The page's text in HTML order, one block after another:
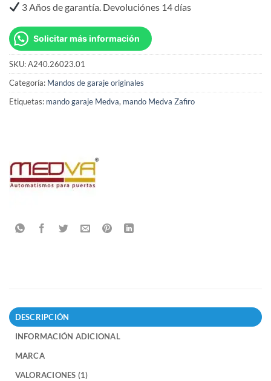
3 Años de garantía. Devoluciónes 14 días
Solicitar más información
SKU:A240.26023.01
Categoría: Mandos de garaje originales
Etiquetas: mando garaje Medva, mando Medva Zafiro
DESCRIPCIÓN
INFORMACIÓN ADICIONAL
MARCA
VALORACIONES (1)